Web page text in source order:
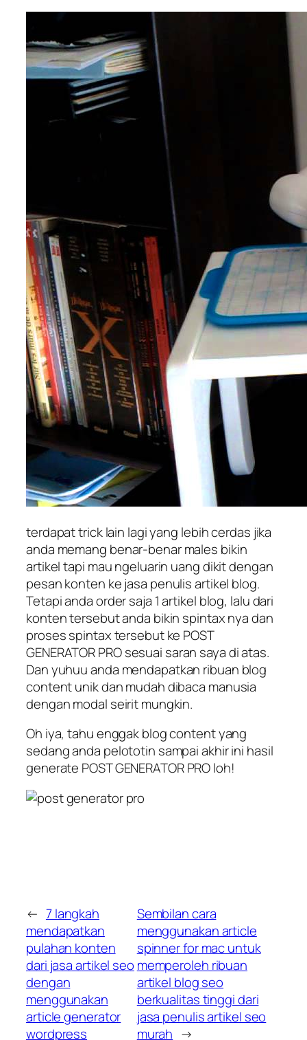
terdapat trick lain lagi yang lebih cerdas jika
anda memang benar-benar males bikin
artikel tapi mau ngeluarin uang dikit dengan
pesan konten ke jasa penulis artikel blog.
Tetapi anda order saja 1 artikel blog, lalu dari
konten tersebut anda bikin spintax nya dan
proses spintax tersebut ke POST
GENERATOR PRO sesuai saran saya di atas.
Dan yuhuu anda mendapatkan ribuan blog
content unik dan mudah dibaca manusia
dengan modal seirit mungkin.
Oh iya, tahu enggak blog content yang
sedang anda pelototin sampai akhir ini hasil
generate POST GENERATOR PRO loh!
← 7 langkah
mendapatkan
pulahan konten
dari jasa artikel seo
dengan
menggunakan
article generator
wordpress
Sembilan cara
menggunakan article
spinner for mac untuk
memperoleh ribuan
artikel blog seo
berkualitas tinggi dari
jasa penulis artikel seo
murah →